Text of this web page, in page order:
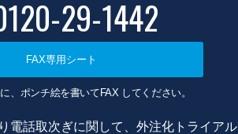
29-1442
FAX専用シート
、ポンチ絵を書いてFAX してください。
電話取次ぎに関して、外注化トライアル